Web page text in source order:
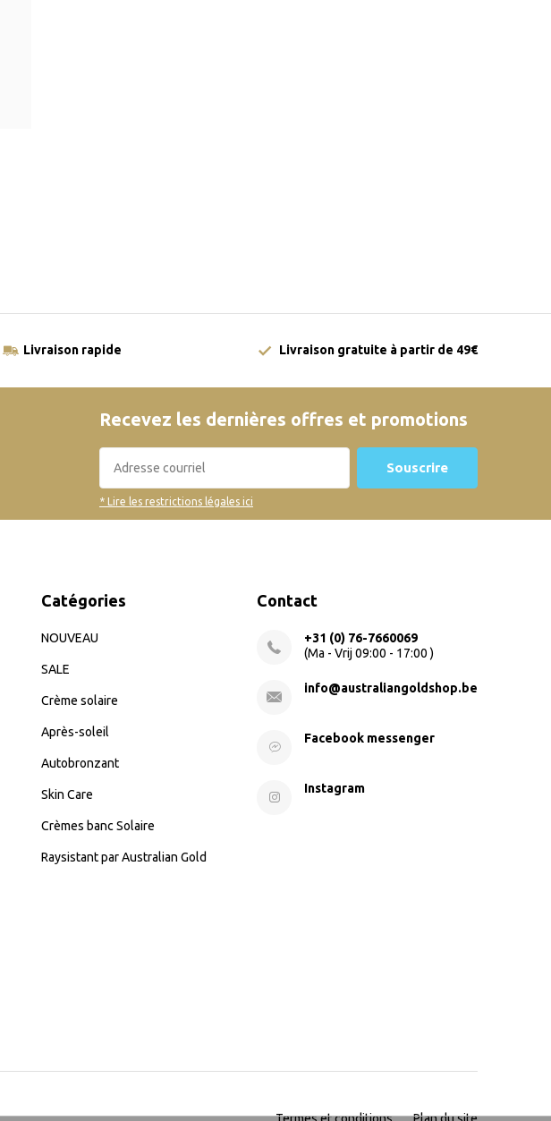
Livraison rapide Livraison gratuite à partir de 49€
Recevez les dernières offres et promotions
Souscrire
* Lire les restrictions légales ici
Catégories
NOUVEAU
SALE
Crème solaire
Après-soleil
Autobronzant
Skin Care
Crèmes banc Solaire
Raysistant par Australian Gold
Contact
+31 (0) 76-7660069
(Ma - Vrij 09:00 - 17:00 )
info@australiangoldshop.be
Facebook messenger
Instagram